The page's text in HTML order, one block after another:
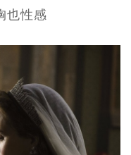
也性感